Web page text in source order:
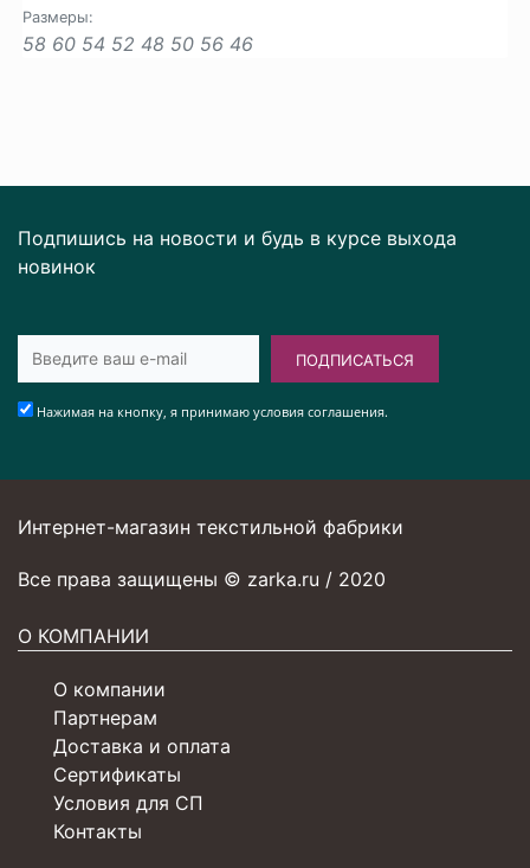
Размеры:
58 60 54 52 48 50 56 46
Подпишись на новости и будь в курсе выхода
новинок
ПОДПИСАТЬСЯ
Нажимая на кнопку, я принимаю условия соглашения.
Интернет-магазин текстильной фабрики
Все права защищены © zarka.ru / 2020
О КОМПАНИИ
О компании
Партнерам
Доставка и оплата
Сертификаты
Условия для СП
Контакты